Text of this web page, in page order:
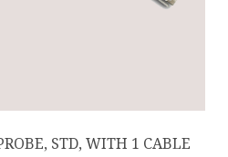
STD, WITH 1 CABLE